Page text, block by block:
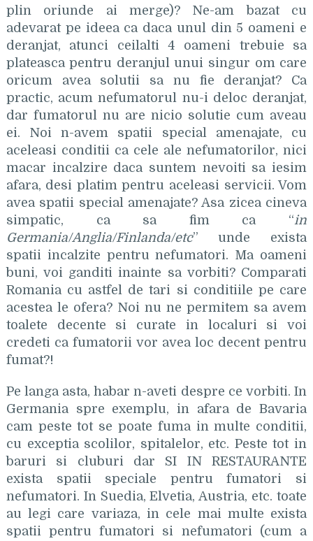
plin oriunde ai merge)? Ne-am bazat cu
adevarat pe ideea ca daca unul din 5 oameni e
deranjat, atunci ceilalti 4 oameni trebuie sa
plateasca pentru deranjul unui singur om care
oricum avea solutii sa nu fie deranjat? Ca
practic, acum nefumatorul nu-i deloc deranjat,
dar fumatorul nu are nicio solutie cum aveau
ei. Noi n-avem spatii special amenajate, cu
aceleasi conditii ca cele ale nefumatorilor, nici
macar incalzire daca suntem nevoiti sa iesim
afara, desi platim pentru aceleasi servicii. Vom
avea spatii special amenajate? Asa zicea cineva
simpatic, ca sa fim ca “in
Germania/Anglia/Finlanda/etc” unde exista
spatii incalzite pentru nefumatori. Ma oameni
buni, voi ganditi inainte sa vorbiti? Comparati
Romania cu astfel de tari si conditiile pe care
acestea le ofera? Noi nu ne permitem sa avem
toalete decente si curate in localuri si voi
credeti ca fumatorii vor avea loc decent pentru
fumat?!
Pe langa asta, habar n-aveti despre ce vorbiti. In
Germania spre exemplu, in afara de Bavaria
cam peste tot se poate fuma in multe conditii,
cu exceptia scolilor, spitalelor, etc. Peste tot in
baruri si cluburi dar SI IN RESTAURANTE
exista spatii speciale pentru fumatori si
nefumatori. In Suedia, Elvetia, Austria, etc. toate
au legi care variaza, in cele mai multe exista
spatii pentru fumatori si nefumatori (cum a